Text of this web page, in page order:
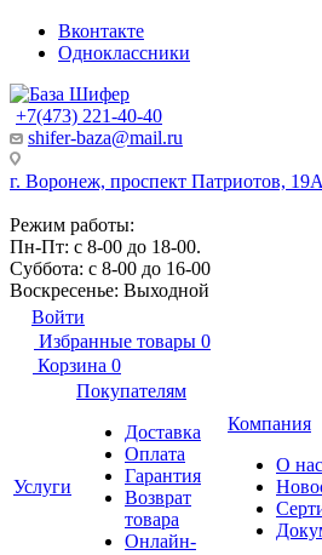
Вконтакте
Одноклассники
+7(473) 221-40-40
shifer-baza@mail.ru
г. Воронеж, проспект Патриотов, 19А
Режим работы:
Пн-Пт: с 8-00 до 18-00.
Суббота: с 8-00 до 16-00
Воскресенье: Выходной
Войти
Избранные товары 0
Корзина 0
Услуги
Покупателям
Доставка
Оплата
Гарантия
Возврат
товара
Онлайн-
Компания
О нас